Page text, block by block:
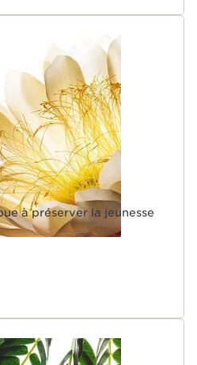
à préserver la jeunesse